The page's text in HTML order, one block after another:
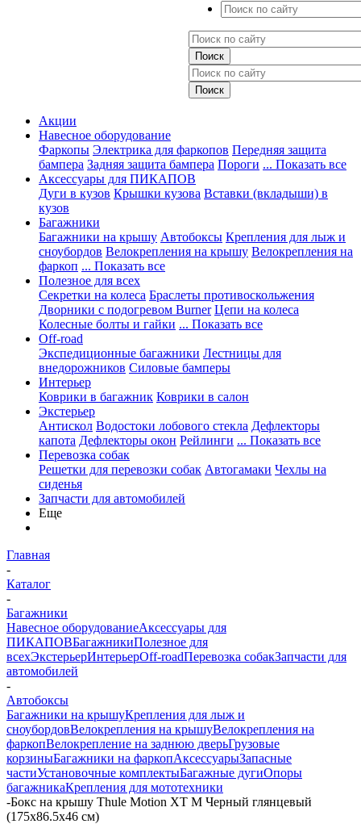
Акции
Навесное оборудование
Фаркопы Электрика для фаркопов Передняя защита
бампера Задняя защита бампера Пороги ... Показать все
Аксессуары для ПИКАПОВ
Дуги в кузов Крышки кузова Вставки (вкладыши) в
кузов
Багажники
Багажники на крышу Автобоксы Крепления для лыж и
сноубордов Велокрепления на крышу Велокрепления на
фаркоп ... Показать все
Полезное для всех
Секретки на колеса Браслеты противоскольжения
Дворники с подогревом Burner Цепи на колеса
Колесные болты и гайки ... Показать все
Off-road
Экспедиционные багажники Лестницы для
внедорожников Силовые бамперы
Интерьер
Коврики в багажник Коврики в салон
Экстерьер
Антискол Водостоки лобового стекла Дефлекторы
капота Дефлекторы окон Рейлинги ... Показать все
Перевозка собак
Решетки для перевозки собак Автогамаки Чехлы на
сиденья
Запчасти для автомобилей
Еще
Главная
-
Каталог
-
Багажники
Навесное оборудованиеАксессуары для
ПИКАПОВБагажникиПолезное для
всехЭкстерьерИнтерьерOff-roadПеревозка собакЗапчасти для
автомобилей
-
Автобоксы
Багажники на крышуКрепления для лыж и
сноубордовВелокрепления на крышуВелокрепления на
фаркопВелокрепление на заднюю дверьГрузовые
корзиныБагажники на фаркопАксессуарыЗапасные
частиУстановочные комплектыБагажные дугиОпоры
багажникаКрепления для мототехники
-Бокс на крышу Thule Motion XT M Черный глянцевый
(175x86.5x46 см)